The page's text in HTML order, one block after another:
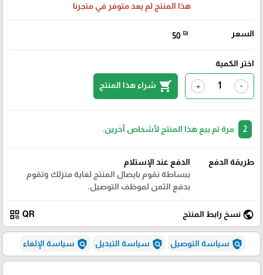
هذا المنتج لم يعد متوفر في متجرنا
السعر 50 ₪
اختر الكمية
-
+
shopping_cart شراء هذا المنتج
مرة تم بيع هذا المنتج لأشخاص آخرين.
طريقة الدفع
الدفع عند الإستلام
ببساطة نقوم بايصال المنتج لغاية منزلك وتقوم
بدفع الثمن لموظف التوصيل.
public نسخ رابط المنتج QR
qr_code
policy سياسة التوصيل policy سياسة التبديل policy سياسة الإلغاء